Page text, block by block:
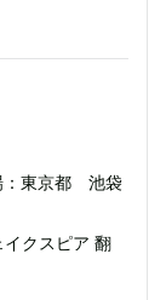
：東京都 池袋
クスピア 翻